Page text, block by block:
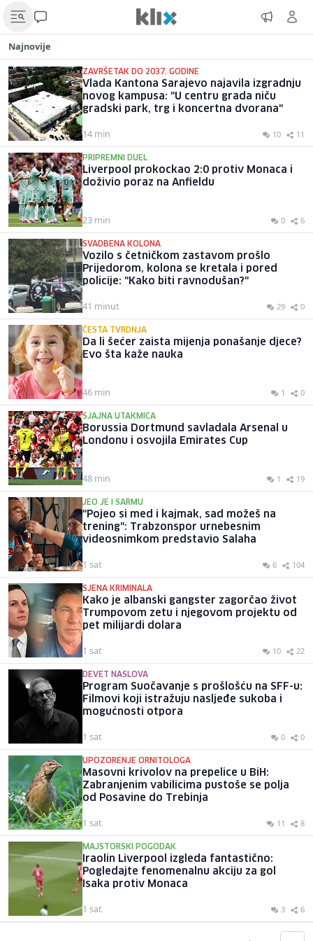
Najnovije
ZAVRŠETAK DO 2037. GODINE
Vlada Kantona Sarajevo najavila izgradnju
novog kampusa: "U centru grada niču
gradski park, trg i koncertna dvorana"
14 min 10 11
PRIPREMNI DUEL
Liverpool prokockao 2:0 protiv Monaca i
doživio poraz na Anfieldu
23 min 0 6
SVADBENA KOLONA
Vozilo s četničkom zastavom prošlo
Prijedorom, kolona se kretala i pored
policije: "Kako biti ravnodušan?"
41 minut 29 0
ČESTA TVRDNJA
Da li šećer zaista mijenja ponašanje djece?
Evo šta kaže nauka
46 min 1 0
SJAJNA UTAKMICA
Borussia Dortmund savladala Arsenal u
Londonu i osvojila Emirates Cup
48 min 1 19
JEO JE I SARMU
"Pojeo si med i kajmak, sad možeš na
trening": Trabzonspor urnebesnim
videosnimkom predstavio Salaha
1 sat 6 104
SJENA KRIMINALA
Kako je albanski gangster zagorčao život
Trumpovom zetu i njegovom projektu od
pet milijardi dolara
1 sat 10 22
DEVET NASLOVA
Program Suočavanje s prošlošću na SFF-u:
Filmovi koji istražuju nasljeđe sukoba i
mogućnosti otpora
1 sat 0 0
UPOZORENJE ORNITOLOGA
Masovni krivolov na prepelice u BiH:
Zabranjenim vabilicima pustoše se polja
od Posavine do Trebinja
1 sat 11 8
MAJSTORSKI POGODAK
Iraolin Liverpool izgleda fantastično:
Pogledajte fenomenalnu akciju za gol
Isaka protiv Monaca
1 sat 3 6